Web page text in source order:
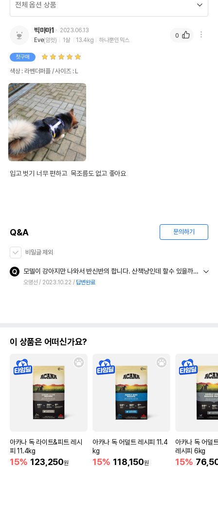
빅마마1
2023.06.13
Eve(암컷) 1살 13.4kg 하나뿐인 믹스
첫구매
색상 : 라벤더퍼플 / 사이즈 : L
입고 벗기 너무 편하고  목조름도 없고 좋아요
0
Q&A 문의하기
비밀글 제외
모델이 강아지만 나와서 반신반의 합니다. 산책냥인데 할수 있을까요? 두번 줄이 빠지는 바람에 찾느라 엄청 울었거든요.
오명선 2023.10.22 답변완료
이 상품은 어떠신가요?
아카나 독 라이트&피트 레시
피 11.4kg
15% 123,250원
아카나 독 어덜트 레시피 11.4
kg
15% 118,150원
아카나 독 어덜
레시피 6kg
15%